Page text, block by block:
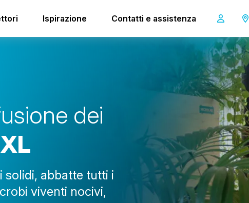
Ispirazione Contatti e assistenza
usione dei
XL
solidi, abbatte tutti i
viventi nocivi,